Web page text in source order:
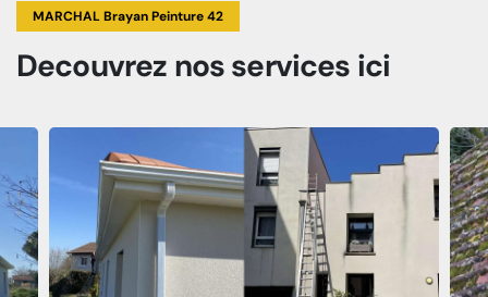
MARCHAL Brayan Peinture 42
Decouvrez nos services ici